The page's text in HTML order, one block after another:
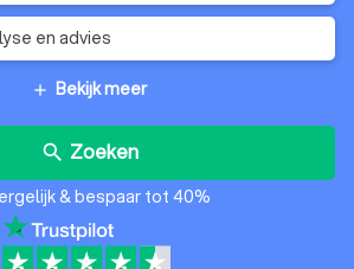
en advies
add Bekijk meer
search Zoeken
& bespaar tot 40%